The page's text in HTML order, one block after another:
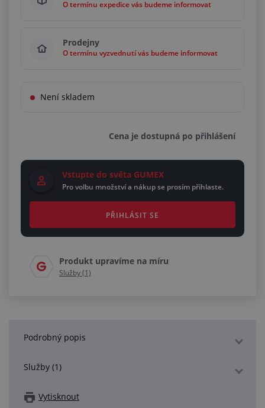
Násobky 1,00 ks
O termínu expedice vás budeme informovat
Prodejny
O termínu vyzvednutí vás budeme informovat
Není skladem
Cena je dostupná po přihlášení
Vstupte do světa GUMEX
Pro volbu množství a nákup se prosím přihlaste.
PŘIHLÁSIT SE
Produkt upravíme na míru
Služby (1)
Podrobný popis
Služby (1)
Vytisknout